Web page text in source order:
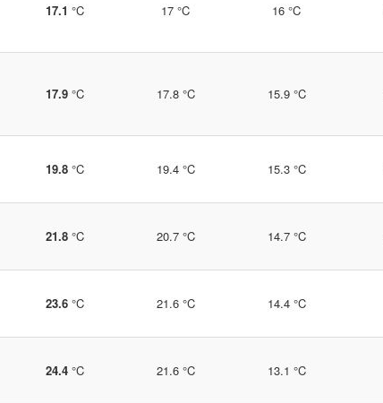
17.1 °C 17 °C 16 °C
17.9°C 17.8 °C 15.9 °C
19.8°C 19.4 °C 15.3 °C
21.8°C 20.7 °C 14.7 °C
23.6°C 21.6 °C 14.4 °C
24.4°C 21.6 °C 13.1 °C